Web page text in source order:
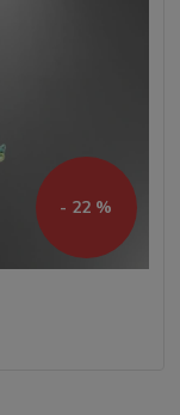
- 22 %